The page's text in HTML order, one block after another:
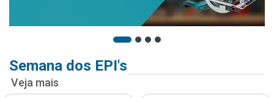
Semana dos EPI's
Veja mais